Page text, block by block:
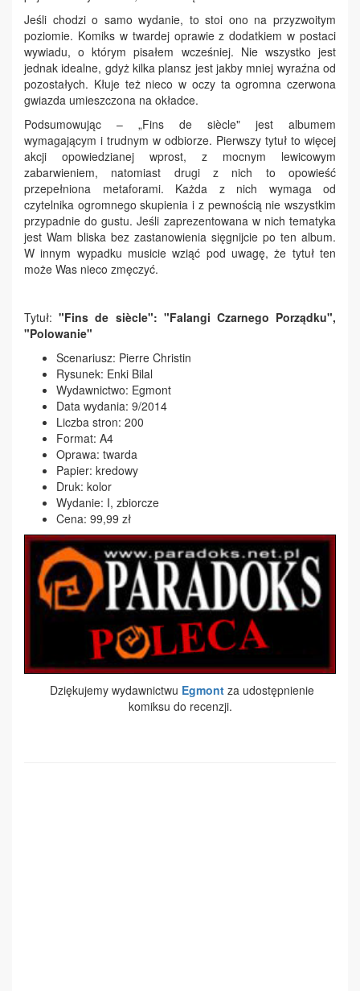
Jeśli chodzi o samo wydanie, to stoi ono na przyzwoitym
poziomie. Komiks w twardej oprawie z dodatkiem w postaci
wywiadu, o którym pisałem wcześniej. Nie wszystko jest
jednak idealne, gdyż kilka plansz jest jakby mniej wyraźna od
pozostałych. Kłuje też nieco w oczy ta ogromna czerwona
gwiazda umieszczona na okładce.
Podsumowując – „Fins de siècle" jest albumem
wymagającym i trudnym w odbiorze. Pierwszy tytuł to więcej
akcji opowiedzianej wprost, z mocnym lewicowym
zabarwieniem, natomiast drugi z nich to opowieść
przepełniona metaforami. Każda z nich wymaga od
czytelnika ogromnego skupienia i z pewnością nie wszystkim
przypadnie do gustu. Jeśli zaprezentowana w nich tematyka
jest Wam bliska bez zastanowienia sięgnijcie po ten album.
W innym wypadku musicie wziąć pod uwagę, że tytuł ten
może Was nieco zmęczyć.
Tytuł:"Fins de siècle": "Falangi Czarnego Porządku",
"Polowanie"
Scenariusz: Pierre Christin
Rysunek: Enki Bilal
Wydawnictwo: Egmont
Data wydania: 9/2014
Liczba stron: 200
Format: A4
Oprawa: twarda
Papier: kredowy
Druk: kolor
Wydanie: I, zbiorcze
Cena: 99,99 zł
Dziękujemy wydawnictwu Egmontza udostępnienie
komiksu do recenzji.